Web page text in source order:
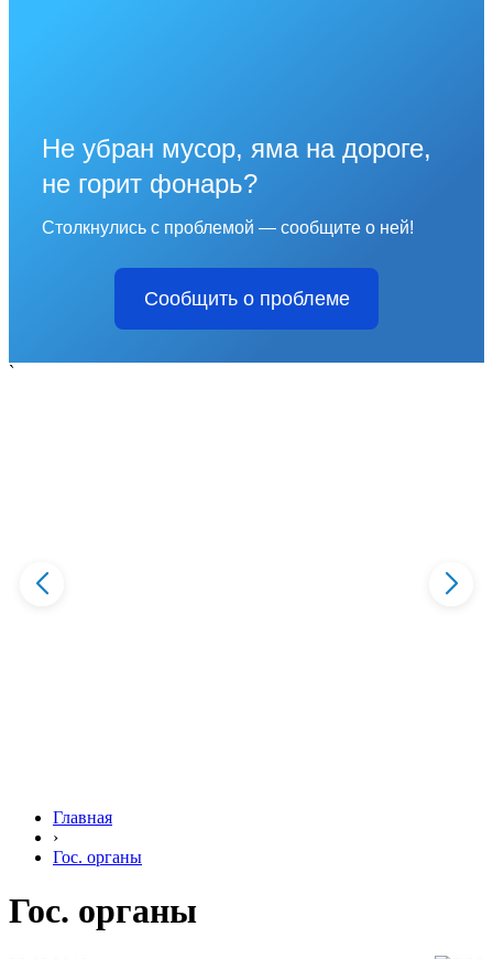
Не убран мусор, яма на дороге,
не горит фонарь?
Столкнулись с проблемой — сообщите о ней!
Сообщить о проблеме
`
Главная
›
Гос. органы
Гос. органы